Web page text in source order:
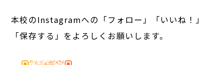
本校のInstagramへの「フォロー」「いいね！」
「保存する」をよろしくお願いします。